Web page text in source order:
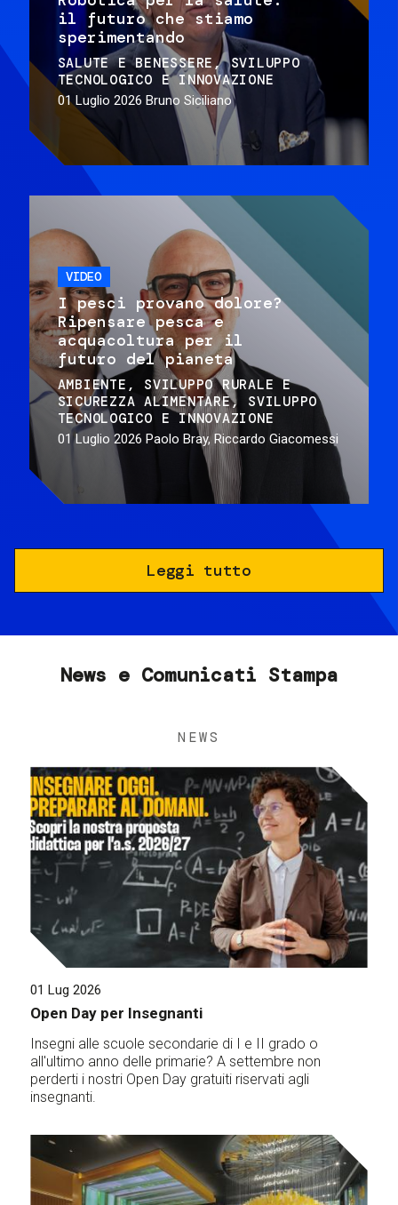
il futuro che stiamo
sperimentando
SALUTE E BENESSERE
SVILUPPO
TECNOLOGICO E INNOVAZIONE
01 Luglio 2026 Bruno Siciliano
VIDEO
I pesci provano dolore?
Ripensare pesca e
acquacoltura per il
futuro del pianeta
AMBIENTE
SVILUPPO RURALE E
SICUREZZA ALIMENTARE
SVILUPPO
TECNOLOGICO E INNOVAZIONE
01 Luglio 2026 Paolo Bray, Riccardo Giacomessi
Leggi tutto
News e Comunicati Stampa
NEWS
01 Lug 2026
Open Day per Insegnanti
Insegni alle scuole secondarie di I e II grado o
all'ultimo anno delle primarie? A settembre non
perderti i nostri Open Day gratuiti riservati agli
insegnanti.